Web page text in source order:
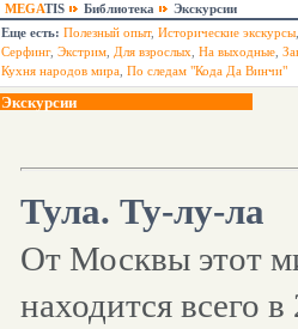
MEGATIS Библиотека
Экскурсии
Еще есть: Полезный опыт, Исторические экскурсы
Серфинг, Экстрим Для взрослых На выходные
Кухня народов мира По следам "Кода Да Винчи"
Экскурсии
Тула. Ту-лу-ла
От Москвы этот
находится всего